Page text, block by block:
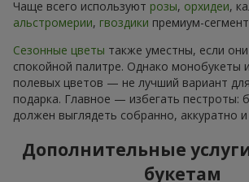
Чаще всего используют розы, орхидеи,
альстромерии, гвоздики премиум-
Сезонные цветы также уместны, если
спокойной палитре. Однако монобукеты
полевых цветов — не лучший вариант
подарка. Главное — избегать пестроты:
должен выглядеть собранно, аккуратно
Дополнительные
букетам